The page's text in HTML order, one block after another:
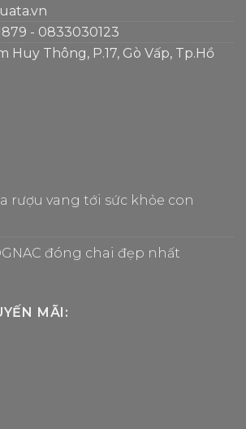
- 0833030123
Huy Thông, P.17, Gò Vấp, Tp.Hồ
rượu vang tới sức khỏe con
đóng chai đẹp nhất
MÃI: